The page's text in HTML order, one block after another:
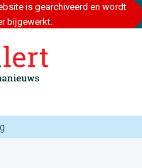
is gearchiveerd en wordt
bijgewerkt.